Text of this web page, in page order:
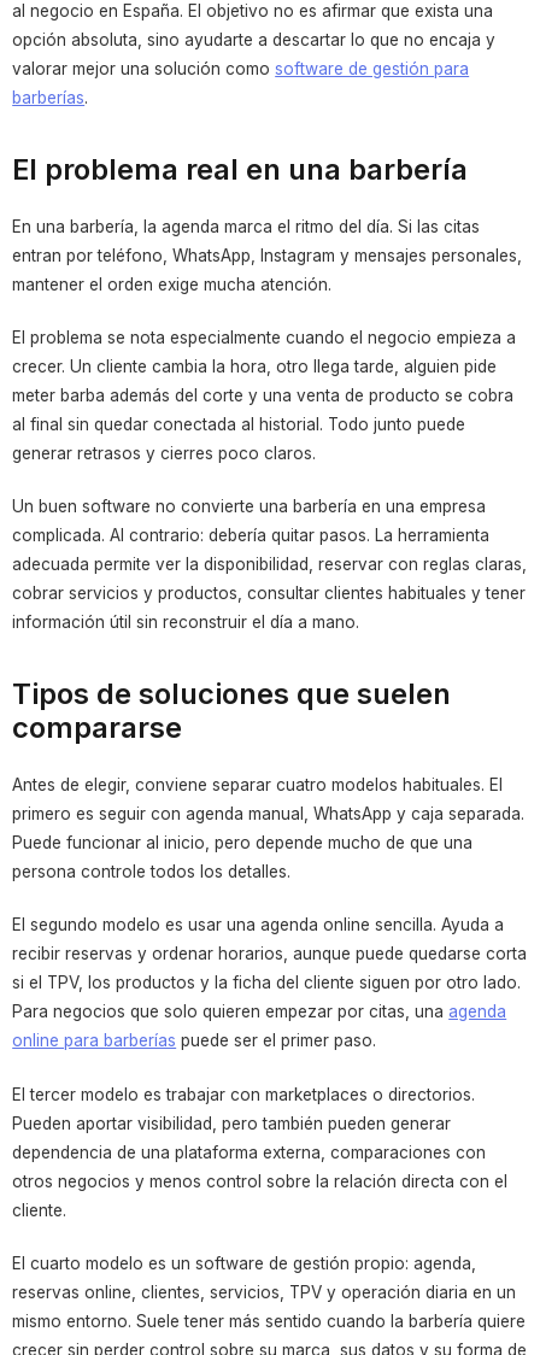
al negocio en España. El objetivo no es afirmar que exista una
opción absoluta, sino ayudarte a descartar lo que no encaja y
valorar mejor una solución comosoftware de gestión para
barberías.
El problema real en una barbería
En una barbería, la agenda marca el ritmo del día. Si las citas
entran por teléfono, WhatsApp, Instagram y mensajes personales,
mantener el orden exige mucha atención.
El problema se nota especialmente cuando el negocio empieza a
crecer. Un cliente cambia la hora, otro llega tarde, alguien pide
meter barba además del corte y una venta de producto se cobra
al final sin quedar conectada al historial. Todo junto puede
generar retrasos y cierres poco claros.
Un buen software no convierte una barbería en una empresa
complicada. Al contrario: debería quitar pasos. La herramienta
adecuada permite ver la disponibilidad, reservar con reglas claras,
cobrar servicios y productos, consultar clientes habituales y tener
información útil sin reconstruir el día a mano.
Tipos de soluciones que suelen
compararse
Antes de elegir, conviene separar cuatro modelos habituales. El
primero es seguir con agenda manual, WhatsApp y caja separada.
Puede funcionar al inicio, pero depende mucho de que una
persona controle todos los detalles.
El segundo modelo es usar una agenda online sencilla. Ayuda a
recibir reservas y ordenar horarios, aunque puede quedarse corta
si el TPV, los productos y la ficha del cliente siguen por otro lado.
Para negocios que solo quieren empezar por citas, una agenda
online para barberías puede ser el primer paso.
El tercer modelo es trabajar con marketplaces o directorios.
Pueden aportar visibilidad, pero también pueden generar
dependencia de una plataforma externa, comparaciones con
otros negocios y menos control sobre la relación directa con el
cliente.
El cuarto modelo es un software de gestión propio: agenda,
reservas online, clientes, servicios, TPV y operación diaria en un
mismo entorno. Suele tener más sentido cuando la barbería quiere
crecer sin perder control sobre su marca, sus datos y su forma de